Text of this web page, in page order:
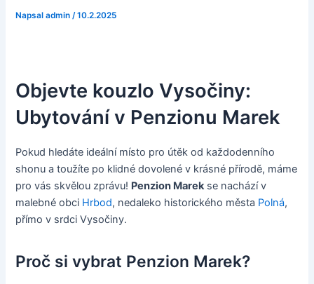
Napsaladmin/10.2.2025
Objevte kouzlo Vysočiny:
Ubytování v Penzionu Marek
Pokud hledáte ideální místo pro útěk od každodenního
shonu a toužíte po klidné dovolené v krásné přírodě, máme
pro vás skvělou zprávu! Penzion Marekse nachází v
malebné obci Hrbod, nedaleko historického města Polná,
přímo v srdci Vysočiny.
Proč si vybrat Penzion Marek?